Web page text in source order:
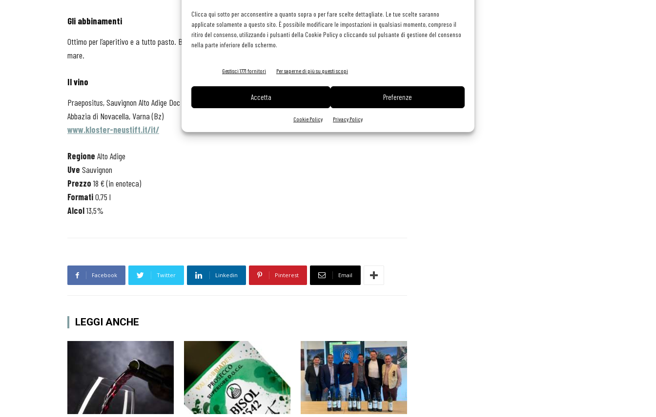
Clicca qui sotto per acconsentire a quanto sopra o per fare scelte dettagliate. Le tue scelte saranno
applicate solamente a questo sito. È possibile modificare le impostazioni in qualsiasi momento, compreso il
ritiro del consenso, utilizzando i pulsanti della Cookie Policy o cliccando sul pulsante di gestione del consenso
nella parte inferiore dello schermo.
Gestisci 1771 fornitori Per saperne di più su questi scopi
Accetta Preferenze
Cookie Policy Privacy Policy
Gli abbinamenti
Ottimo per l’aperitivo e a tutto pasto. Bene con crudi di pesce, crostacei e molluschi e con primi
e secondi piatti di
mare.
Il vino
Praepositus, Sauvignon Alto Adige Doc
Abbazia di Novacella, Varna (Bz)
www.kloster-neustift.it/it/
Regione Alto Adige
Uve Sauvignon
Prezzo18 € (in enoteca)
Formati0,75 l
Alcol13,5%
Facebook Twitter Linkedin Pinterest Email
LEGGI ANCHE